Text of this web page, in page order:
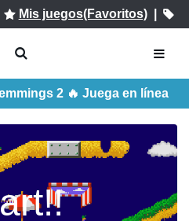
Mis juegos(Favoritos)|
2 🔥 Juega en línea